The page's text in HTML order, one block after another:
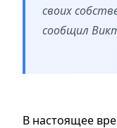
своих
сообщил
В настоящее